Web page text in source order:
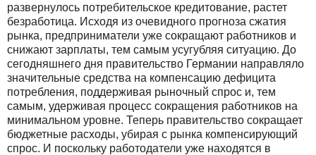
развернулось потребительское кредитование, растет
безработица. Исходя из очевидного прогноза сжатия
рынка, предприниматели уже сокращают работников и
снижают зарплаты, тем самым усугубляя ситуацию. До
сегодняшнего дня правительство Германии направляло
значительные средства на компенсацию дефицита
потребления, поддерживая рыночный спрос и, тем
самым, удерживая процесс сокращения работников на
минимальном уровне. Теперь правительство сокращает
бюджетные расходы, убирая с рынка компенсирующий
спрос. И поскольку работодатели уже находятся в